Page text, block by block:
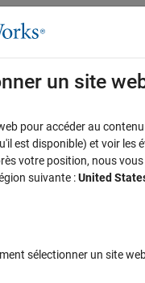
How useful was this
un site
pour accéder au
est disponible) et voir les
votre position, nous
suivante :United
sélectionner un site